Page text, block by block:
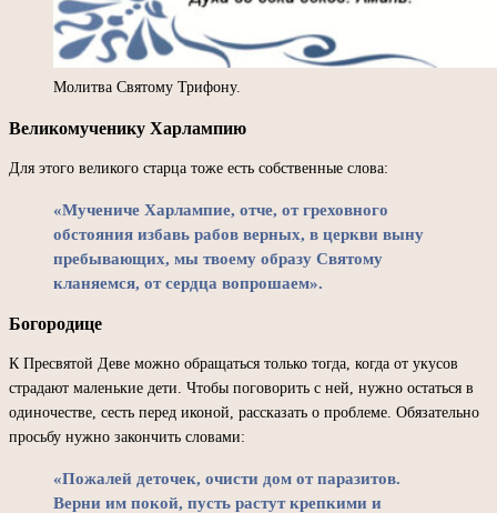
Молитва Святому Трифону.
Великомученику Харлампию
Для этого великого старца тоже есть собственные слова:
«Мучениче Харлампие, отче, от греховного
обстояния избавь рабов верных, в церкви выну
пребывающих, мы твоему образу Святому
кланяемся, от сердца вопрошаем».
Богородице
К Пресвятой Деве можно обращаться только тогда, когда от укусов
страдают маленькие дети. Чтобы поговорить с ней, нужно остаться в
одиночестве, сесть перед иконой, рассказать о проблеме. Обязательно
просьбу нужно закончить словами:
«Пожалей деточек, очисти дом от паразитов.
Верни им покой, пусть растут крепкими и